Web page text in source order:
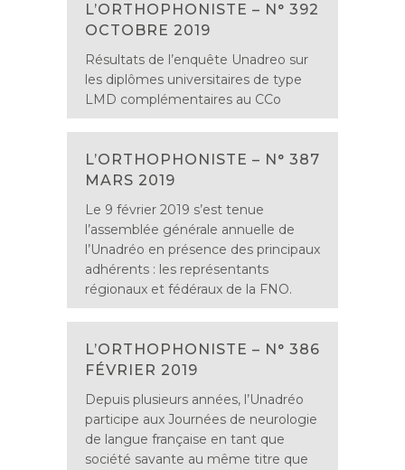
L’ORTHOPHONISTE – N° 392
OCTOBRE 2019
Résultats de l’enquête Unadreo sur
les diplômes universitaires de type
LMD complémentaires au CCo
L’ORTHOPHONISTE – N° 387
MARS 2019
Le 9 février 2019 s’est tenue
l’assemblée générale annuelle de
l’Unadréo en présence des principaux
adhérents : les représentants
régionaux et fédéraux de la FNO.
L’ORTHOPHONISTE – N° 386
FÉVRIER 2019
Depuis plusieurs années, l’Unadréo
participe aux Journées de neurologie
de langue française en tant que
société savante au même titre que